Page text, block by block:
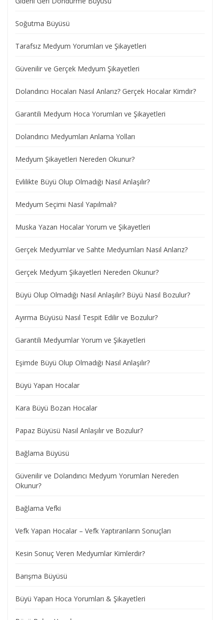
Soğutma Büyüsü
Tarafsız Medyum Yorumları ve Şikayetleri
Güvenilir ve Gerçek Medyum Şikayetleri
Dolandırıcı Hocaları Nasıl Anlarız? Gerçek Hocalar Kimdir?
Garantili Medyum Hoca Yorumları ve Şikayetleri
Dolandırıcı Medyumları Anlama Yolları
Medyum Şikayetleri Nereden Okunur?
Evlilikte Büyü Olup Olmadığı Nasıl Anlaşılır?
Medyum Seçimi Nasıl Yapılmalı?
Muska Yazan Hocalar Yorum ve Şikayetleri
Gerçek Medyumlar ve Sahte Medyumları Nasıl Anlarız?
Gerçek Medyum Şikayetleri Nereden Okunur?
Büyü Olup Olmadığı Nasıl Anlaşılır? Büyü Nasıl Bozulur?
Ayırma Büyüsü Nasıl Tespit Edilir ve Bozulur?
Garantili Medyumlar Yorum ve Şikayetleri
Eşimde Büyü Olup Olmadığı Nasıl Anlaşılır?
Büyü Yapan Hocalar
Kara Büyü Bozan Hocalar
Papaz Büyüsü Nasıl Anlaşılır ve Bozulur?
Bağlama Büyüsü
Güvenilir ve Dolandırıcı Medyum Yorumları Nereden
Okunur?
Bağlama Vefki
Vefk Yapan Hocalar – Vefk Yaptıranların Sonuçları
Kesin Sonuç Veren Medyumlar Kimlerdir?
Barışma Büyüsü
Büyü Yapan Hoca Yorumları & Şikayetleri